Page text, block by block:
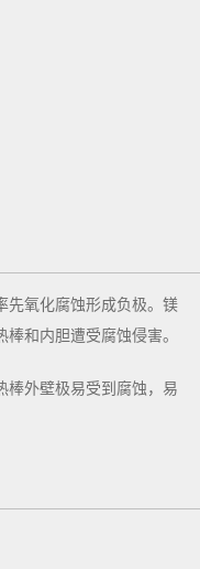
先氧化腐蚀形成负极。镁
和内胆遭受腐蚀侵害。
棒外壁极易受到腐蚀，易